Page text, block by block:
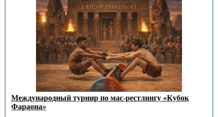
Международный турнир по мас-рестлингу «Кубок
Фараона»